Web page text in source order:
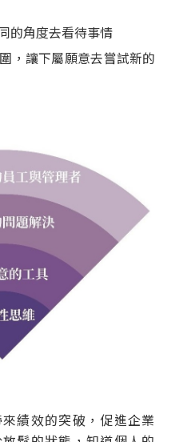
的角度去看待事情
，讓下屬願意去嘗試新的
績效的突破，促進企業